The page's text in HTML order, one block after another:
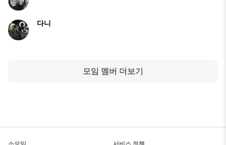
다니
모임 멤버 더보기